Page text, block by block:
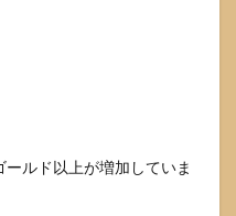
ルド以上が増加していま